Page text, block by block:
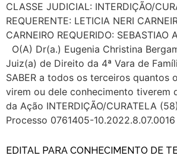
CLASSE JUDICIAL: INTERDIÇÃO/
REQUERENTE: LETICIA NERI
CARNEIRO REQUERIDO: SEBASTIAO
O(A) Dr(a.) Eugenia Christina
Juiz(a) de Direito da 4ª Vara de
SABER a todos os terceiros quantos
virem ou dele conhecimento tiverem
da Ação INTERDIÇÃO/CURATELA
Processo 0761405-
EDITAL PARA CONHECIMENTO DE